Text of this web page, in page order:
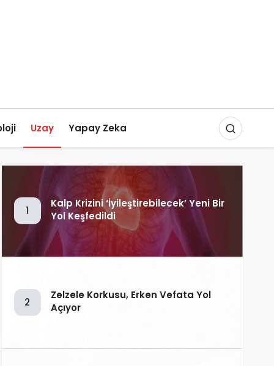
Uzay Yapay Zeka
1
Kalp Krizini ‘İyileştirebilecek’ Yeni Bir
Yol Keşfedildi
2
Zelzele Korkusu, Erken Vefata Yol
Açıyor